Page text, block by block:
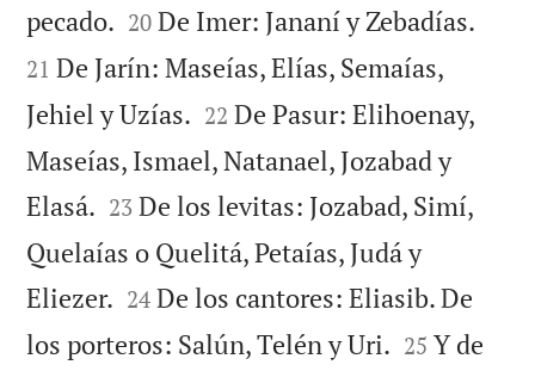
pecado. 

20 De Imer: Jananí y Zebadías.
21 De Jarín: Maseías, Elías, Semaías,
Jehiel y Uzías. 

22 De Pasur: Elihoenay,
Maseías, Ismael, Natanael, Jozabad y
Elasá. 

23 De los levitas: Jozabad, Simí,
Quelaías o Quelitá, Petaías, Judá y
Eliezer. 

24 De los cantores: Eliasib. De
los porteros: Salún, Telén y Uri. 

25 Y de